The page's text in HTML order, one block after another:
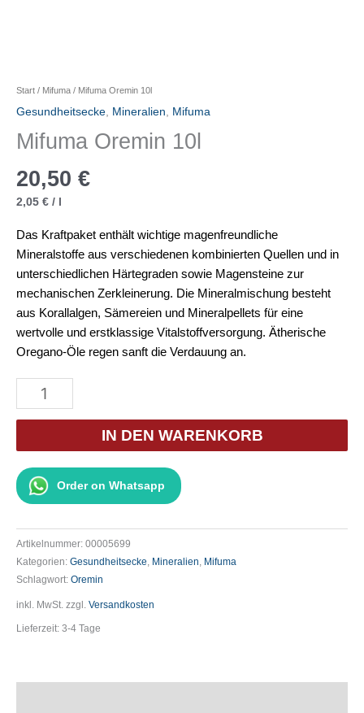
Start / Mifuma / Mifuma Oremin 10l
Gesundheitsecke, Mineralien, Mifuma
Mifuma Oremin 10l
20,50 €
2,05 € /
Das Kraftpaket enthält wichtige magenfreundliche
Mineralstoffe aus verschiedenen kombinierten Quellen und in
unterschiedlichen Härtegraden sowie Magensteine zur
mechanischen Zerkleinerung. Die Mineralmischung besteht
aus Korallalgen, Sämereien und Mineralpellets für eine
wertvolle und erstklassige Vitalstoffversorgung. Ätherische
Oregano-Öle regen sanft die Verdauung an.
Mifuma
Oremin
Menge
IN DEN WARENKORB
Order on Whatsapp
Artikelnummer: 00005699
Kategorien: Gesundheitsecke Mineralien Mifuma
Schlagwort: Oremin
inkl. MwSt. zzgl. Versandkosten
Lieferzeit: 3-4 Tage